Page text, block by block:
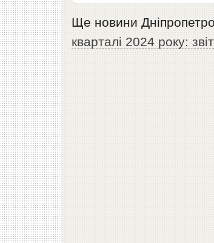
Ще новини
кварталі 2024 року: звіт